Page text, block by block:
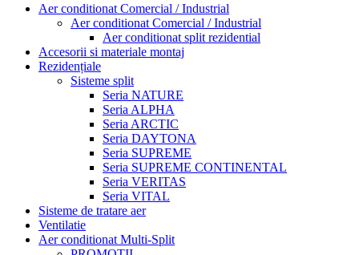
Aer conditionat Comercial / Industrial
Aer conditionat Comercial / Industrial
Aer conditionat split rezidential
Accesorii si materiale montaj
Rezidențiale
Sisteme split
Seria NATURE
Seria ALPHA
Seria ARCTIC
Seria DAYTONA
Seria SUPREME
Seria SUPREME CONTINENTAL
Seria VERITAS
Seria VITAL
Sisteme de tratare aer
Ventilatie
Aer conditionat Multi-Split